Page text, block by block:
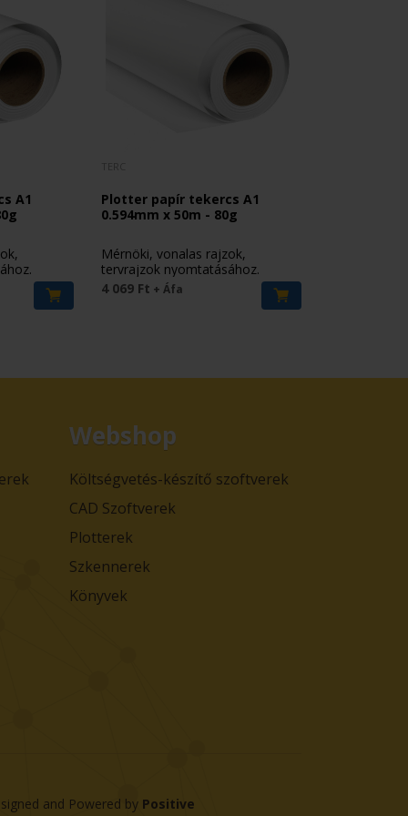
A1
Plotter papír tekercs A1
0.594mm x 50m - 80g
Mérnöki, vonalas rajzok,
tervrajzok nyomtatásához.
4 069 Ft + Áfa
Webshop
Költségvetés-készítő szoftverek
CAD Szoftverek
Plotterek
Szkennerek
Könyvek
and Powered by Positive